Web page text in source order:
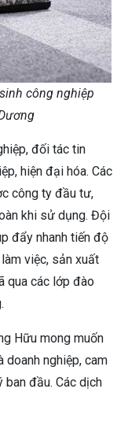
công nghiệp
đối tác tin
hiện đại hóa. Các
công ty đầu tư,
khi sử dụng. Đội
đẩy nhanh tiến độ
việc, sản xuất
qua các lớp đào
Hữu mong muốn
doanh nghiệp, cam
ban đầu. Các dịch